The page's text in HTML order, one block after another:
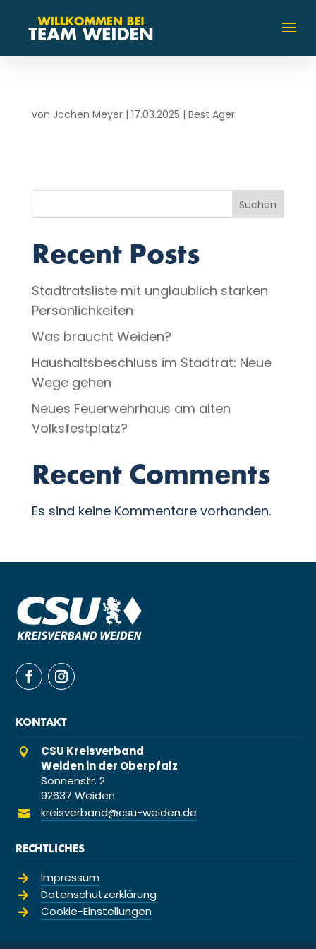
von Jochen Meyer| 17.03.2025 | Best Ager
Suchen
Recent Posts
Stadtratsliste mit unglaublich starken
Persönlichkeiten
Was braucht Weiden?
Haushaltsbeschluss im Stadtrat: Neue
Wege gehen
Neues Feuerwehrhaus am alten
Volksfestplatz?
Recent Comments
Es sind keine Kommentare vorhanden.
KONTAKT

CSU Kreisverband
Weiden in der Oberpfalz
Sonnenstr. 2
92637 Weiden
 kreisverband@csu-weiden.de
RECHTLICHES
 Impressum
 Datenschutzerklärung
 Cookie-Einstellungen